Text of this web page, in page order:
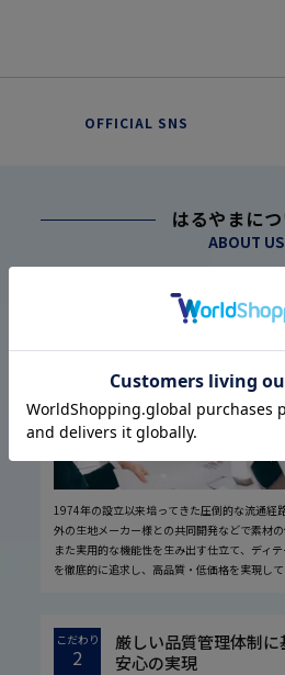
OFFICIAL SNS
はるやまに
ABOUT US
幅広い仕入れ体制に基
高品質・低価格の実現
1974年の設立以来培ってきた圧倒的な流通経
外の生地メーカー様との共同開発などで素材
また実用的な機能性を生み出す仕立て、ディ
を徹底的に追求し、高品質・低価格を実現し
こだわり
2
厳しい品質管理体制に
安心の実現